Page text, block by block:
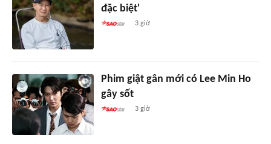
đặc biệt'
3 giờ
Phim giật gân mới có Lee Min Ho
gây sốt
3 giờ